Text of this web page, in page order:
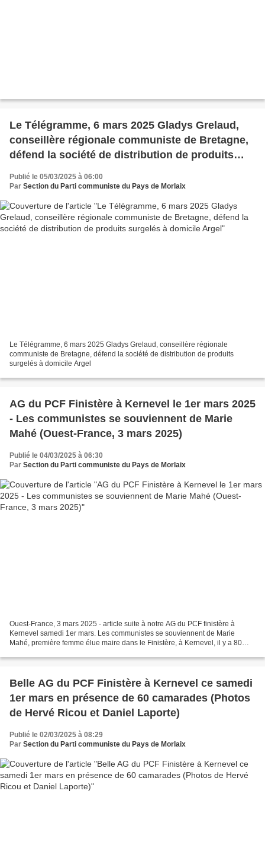
Le Télégramme, 6 mars 2025 Gladys Grelaud,
conseillère régionale communiste de Bretagne,
défend la société de distribution de produits
Publié le 05/03/2025 à 06:00
Par Section du Parti communiste du Pays de Morlaix
Le Télégramme, 6 mars 2025 Gladys Grelaud, conseillère régionale
communiste de Bretagne, défend la société de distribution de produits
surgelés à domicile Argel
AG du PCF Finistère à Kernevel le 1er mars 2025
- Les communistes se souviennent de Marie
Mahé (Ouest-France, 3 mars 2025)
Publié le 04/03/2025 à 06:30
Par Section du Parti communiste du Pays de Morlaix
Ouest-France, 3 mars 2025 - article suite à notre AG du PCF finistère à
Kernevel samedi 1er mars. Les communistes se souviennent de Marie
Mahé, première femme élue maire dans le Finistère, à Kernevel, il y a 80
Belle AG du PCF Finistère à Kernevel ce samedi
1er mars en présence de 60 camarades (Photos
de Hervé Ricou et Daniel Laporte)
Publié le 02/03/2025 à 08:29
Par Section du Parti communiste du Pays de Morlaix